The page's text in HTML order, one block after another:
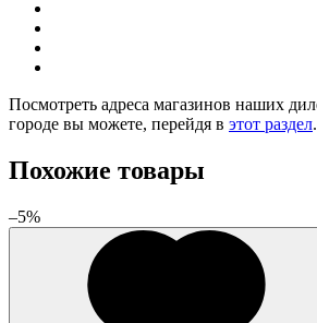
Посмотреть адреса магазинов наших
городе вы можете, перейдя в этот раздел.
Похожие товары
–5%